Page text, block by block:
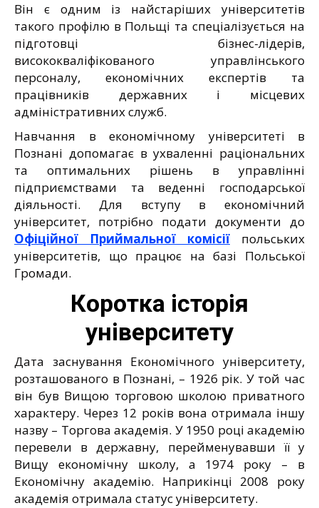
Він є одним із найстаріших університетів
такого профілю в Польщі та спеціалізується на
підготовці бізнес-лідерів,
висококваліфікованого управлінського
персоналу, економічних експертів та
працівників державних і місцевих
адміністративних служб.
Навчання в економічному університеті в
Познані допомагає в ухваленні раціональних
та оптимальних рішень в управлінні
підприємствами та веденні господарської
діяльності. Для вступу в економічний
університет, потрібно подати документи до
Офіційної Приймальної комісії польських
університетів, що працює на базі Польської
Громади.
Коротка історія
університету
Дата заснування Економічного університету,
розташованого в Познані, – 1926 рік. У той час
він був Вищою торговою школою приватного
характеру. Через 12 років вона отримала іншу
назву – Торгова академія. У 1950 році академію
перевели в державну, перейменувавши її у
Вищу економічну школу, а 1974 року – в
Економічну академію. Наприкінці 2008 року
академія отримала статус університету.